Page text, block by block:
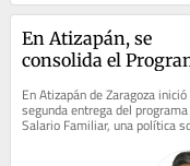
En Atizapán, se
consolida el
En Atizapán de Zaragoza
segunda entrega del programa
Salario Familiar, una política
que este año beneficiará a 20